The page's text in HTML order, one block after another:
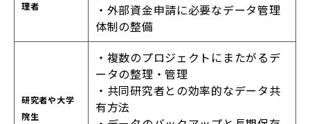
理者
・外部資金申請に必要なデータ管理
体制の整備
研究者や大学
院生
・複数のプロジェクトにまたがるデ
ータの整理・管理
・共同研究者との効率的なデータ共
有方法